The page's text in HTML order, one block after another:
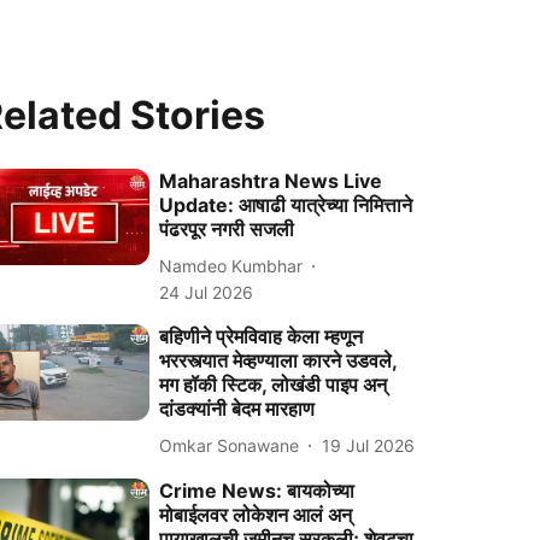
Stories
Maharashtra News Live
Update: आषाढी यात्रेच्या निमित्ताने
पंढरपूर नगरी सजली
Namdeo Kumbhar
24 Jul 2026
बहिणीने प्रेमविवाह केला म्हणून
भररस्त्यात मेव्हण्याला कारने उडवले,
मग हॉकी स्टिक, लोखंडी पाइप अन्
दांडक्यांनी बेदम मारहाण
Omkar Sonawane 19 Jul 2026
Crime News: बायकोच्या
मोबाईलवर लोकेशन आलं अन्